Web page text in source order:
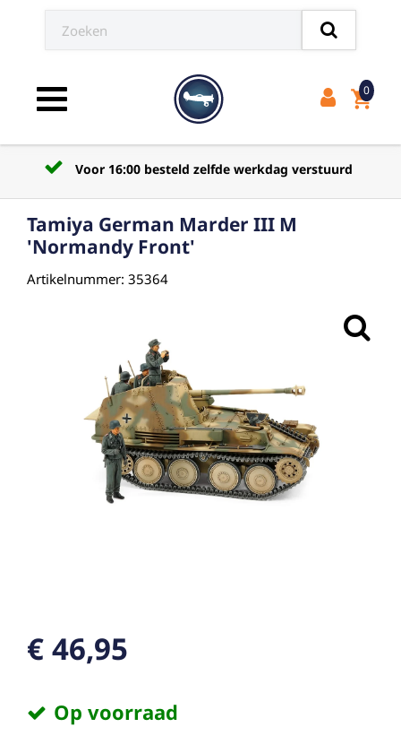
Toggle navigation shopping_cart
0
werkdag verstuurd Verzendkosten
Tamiya German Marder III M
'Normandy Front'
Artikelnummer: 35364
€ 46,95
Op voorraad